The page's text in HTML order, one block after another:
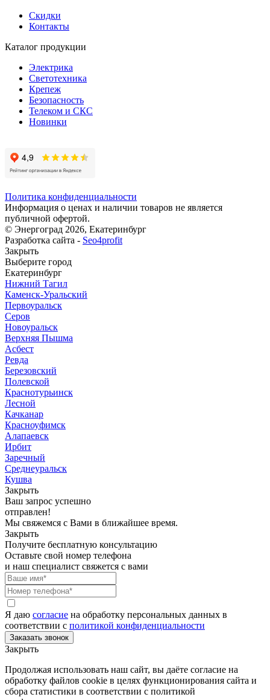
Скидки
Контакты
Каталог продукции
Электрика
Светотехника
Крепеж
Безопасность
Телеком и СКС
Новинки
Политика конфиденциальности
Информация о ценах и наличии товаров не является
публичной офертой.
© Энергоград 2026, Екатеринбург
Разработка сайта - Seo4profit
Закрыть
Выберите город
Екатеринбург
Нижний Тагил
Каменск-Уральский
Первоуральск
Серов
Новоуральск
Верхняя Пышма
Асбест
Ревда
Березовский
Полевской
Краснотурьинск
Лесной
Качканар
Красноуфимск
Алапаевск
Ирбит
Заречный
Среднеуральск
Кушва
Закрыть
Ваш запрос успешно
отправлен!
Мы свяжемся с Вами в ближайшее время.
Закрыть
Получите бесплатную консультацию
Оставьте свой номер телефона
и наш специалист свяжется с вами
Я даю согласие на обработку персональных данных в
соответствии с политикой конфиденциальности
Закрыть
Продолжая использовать наш сайт, вы даёте согласие на
обработку файлов cookie в целях функционирования сайта и
сбора статистики в соответствии с политикой